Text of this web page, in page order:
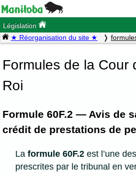
Législation
★ Réorganisation du site ★
Formules de la Cour
Roi
Formule 60F.2 — Avis de
crédit de prestations de
Laformule 60F.2 est l’une
prescrites par le tribunal en